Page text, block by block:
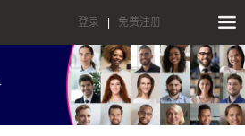
登录 免费注册